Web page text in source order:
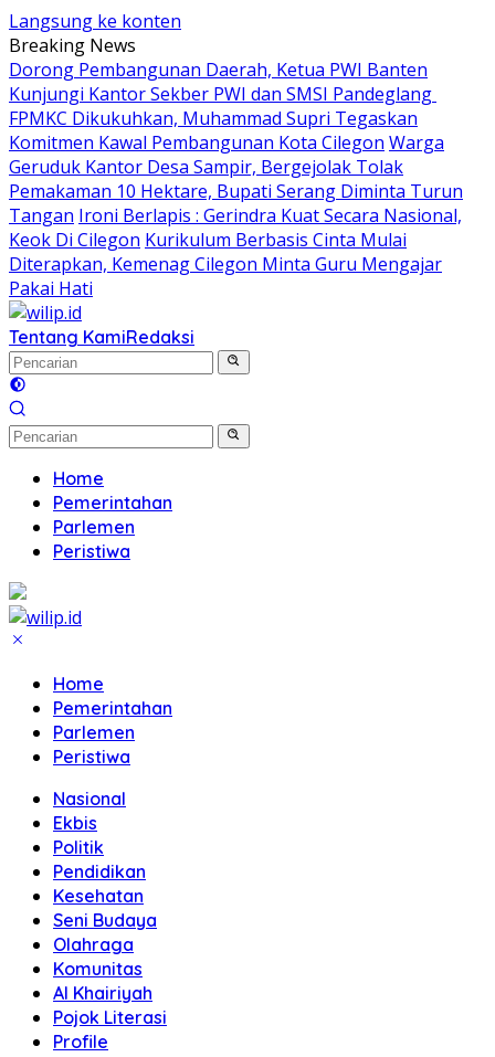
Langsung ke konten
Breaking News
Dorong Pembangunan Daerah, Ketua PWI Banten
Kunjungi Kantor Sekber PWI dan SMSI Pandeglang
FPMKC Dikukuhkan, Muhammad Supri Tegaskan
Komitmen Kawal Pembangunan Kota Cilegon Warga
Geruduk Kantor Desa Sampir, Bergejolak Tolak
Pemakaman 10 Hektare, Bupati Serang Diminta Turun
Tangan Ironi Berlapis : Gerindra Kuat Secara Nasional,
Keok Di Cilegon Kurikulum Berbasis Cinta Mulai
Diterapkan, Kemenag Cilegon Minta Guru Mengajar
Pakai Hati
Tentang KamiRedaksi
Home
Pemerintahan
Parlemen
Peristiwa
Home
Pemerintahan
Parlemen
Peristiwa
Nasional
Ekbis
Politik
Pendidikan
Kesehatan
Seni Budaya
Olahraga
Komunitas
Al Khairiyah
Pojok Literasi
Profile